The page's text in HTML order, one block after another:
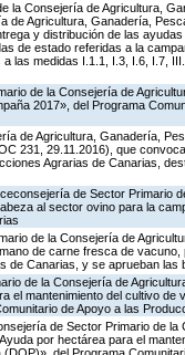
la Consejería de Agricultura,
de Agricultura, Ganadería,
y distribución de las
de estado referidas a la
las medidas I.1.1, I.3, I.6, I.7,
de la Consejería de
2017», del Programa
de Agricultura, Ganadería,
231, 29.11.2016), que
Agrarias de Canarias,
de Sector Primario
al sector ovino para la
de la Consejería de
de carne fresca de
de Canarias, y se aprueban las
de la Consejería de
el mantenimiento del cultivo
de Apoyo a las
de Sector Primario de
por hectárea para el